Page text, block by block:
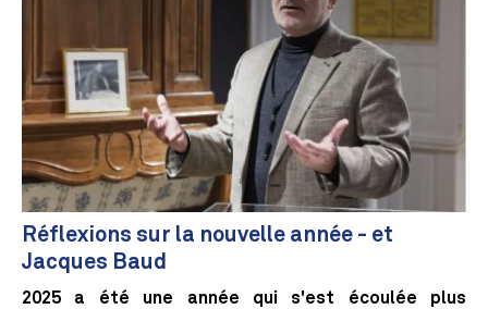
Réflexions sur la nouvelle année - et
Jacques Baud
2025 a été une année qui s'est écoulée plus